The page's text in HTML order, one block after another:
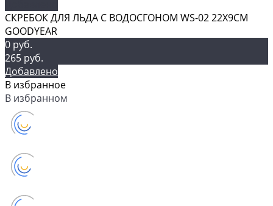
СКРЕБОК ДЛЯ ЛЬДА С ВОДОСГОНОМ WS-02 22Х9СМ
GOODYEAR
0 руб.
265 руб.
Добавлено
В избранное
В избранном